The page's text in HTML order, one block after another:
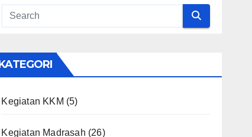
Kegiatan KKM (5)
Kegiatan Madrasah (26)